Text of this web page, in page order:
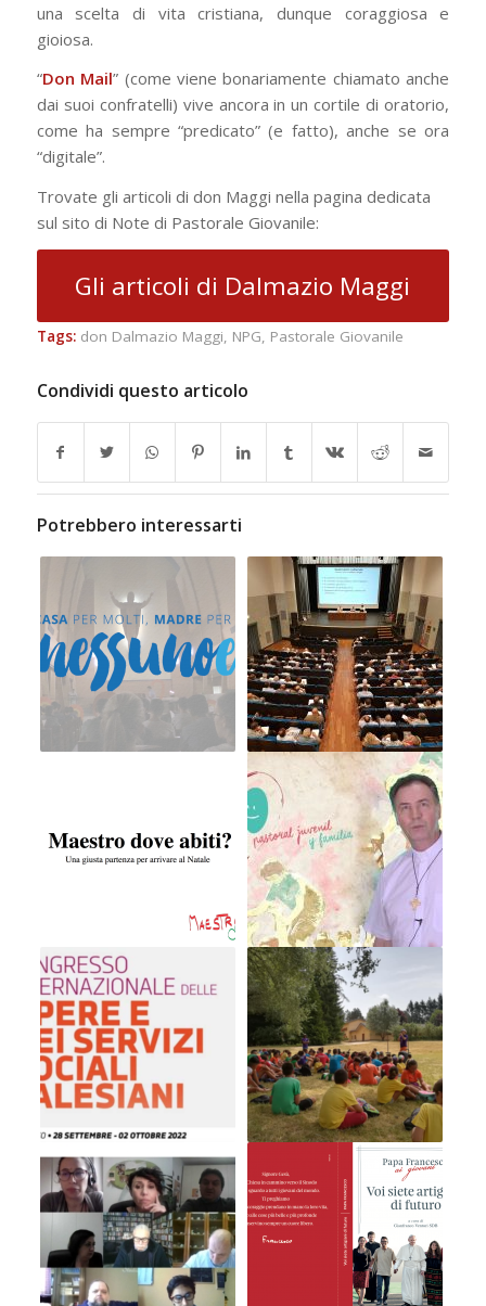
una scelta di vita cristiana, dunque coraggiosa e
gioiosa.
“Don Mail” (come viene bonariamente chiamato anche
dai suoi confratelli) vive ancora in un cortile di oratorio,
come ha sempre “predicato” (e fatto), anche se ora
“digitale”.
Trovate gli articoli di don Maggi nella pagina dedicata
sul sito di Note di Pastorale Giovanile:
Gli articoli di Dalmazio Maggi
Tags: don Dalmazio Maggi, NPG, Pastorale Giovanile
Condividi questo articolo
Potrebbero interessarti